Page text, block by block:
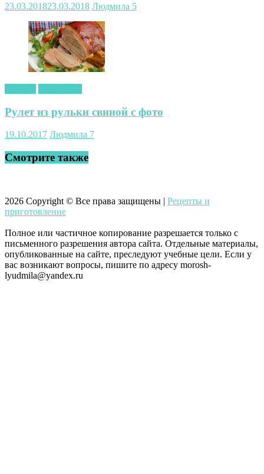
23.03.201823.03.2018 Людмила 5
Рулет из рульки свиной с фото
19.10.2017 Людмила 7
Смотрите также
2026 Copyright © Все права защищены | Рецепты и
приготовление
Полное или частичное копирование разрешается только с
письменного разрешения автора сайта. Отдельные материалы,
опубликованные на сайте, преследуют учебные цели. Если у
вас возникают вопросы, пишите по адресу morosh-
lyudmila@yandex.ru